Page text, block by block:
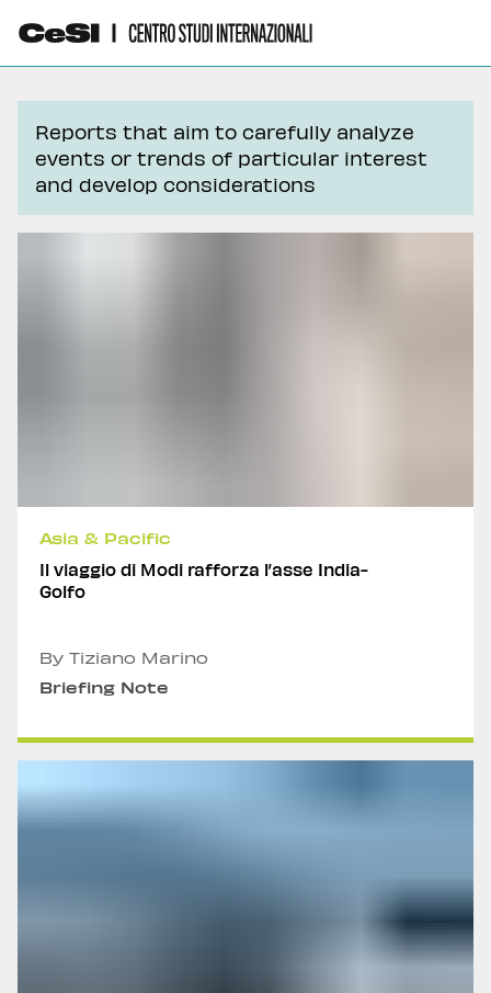
Reports that aim to carefully analyze
events or trends of particular interest
and develop considerations
Asia & Pacific
Il viaggio di Modi rafforza l’asse India-
Golfo
By Tiziano Marino
Briefing Note